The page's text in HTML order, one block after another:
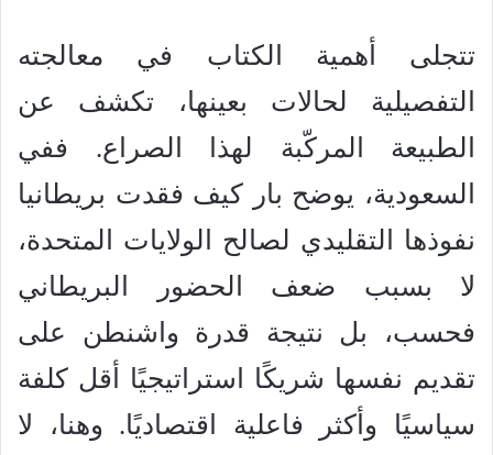
تتجلى أهمية الكتاب في معالجته
التفصيلية لحالات بعينها، تكشف عن
الطبيعة المركّبة لهذا الصراع. ففي
السعودية، يوضح بار كيف فقدت بريطانيا
نفوذها التقليدي لصالح الولايات المتحدة،
لا بسبب ضعف الحضور البريطاني
فحسب، بل نتيجة قدرة واشنطن على
تقديم نفسها شريكًا استراتيجيًا أقل كلفة
سياسيًا وأكثر فاعلية اقتصاديًا. وهنا، لا